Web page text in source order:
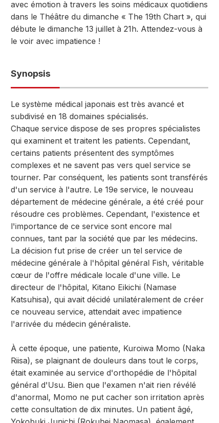
avec émotion à travers les soins médicaux quotidiens
dans le Théâtre du dimanche « The 19th Chart », qui
débute le dimanche 13 juillet à 21h. Attendez-vous à
le voir avec impatience !
Synopsis
Le système médical japonais est très avancé et
subdivisé en 18 domaines spécialisés.
Chaque service dispose de ses propres spécialistes
qui examinent et traitent les patients. Cependant,
certains patients présentent des symptômes
complexes et ne savent pas vers quel service se
tourner. Par conséquent, les patients sont transférés
d'un service à l'autre. Le 19e service, le nouveau
département de médecine générale, a été créé pour
résoudre ces problèmes. Cependant, l'existence et
l'importance de ce service sont encore mal
connues, tant par la société que par les médecins.
La décision fut prise de créer un tel service de
médecine générale à l'hôpital général Fish, véritable
cœur de l'offre médicale locale d'une ville. Le
directeur de l'hôpital, Kitano Eikichi (Namase
Katsuhisa), qui avait décidé unilatéralement de créer
ce nouveau service, attendait avec impatience
l'arrivée du médecin généraliste.
À cette époque, une patiente, Kuroiwa Momo (Naka
Riisa), se plaignant de douleurs dans tout le corps,
était examinée au service d'orthopédie de l'hôpital
général d'Usu. Bien que l'examen n'ait rien révélé
d'anormal, Momo ne put cacher son irritation après
cette consultation de dix minutes. Un patient âgé,